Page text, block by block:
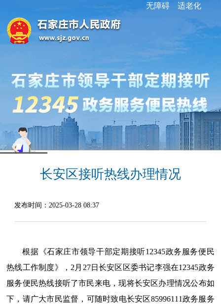
无障碍 适老化
长安区接听热线办理情况
发布时间：2025-03-28 08:37
根据《石家庄市领导干部定期接听12345政务服务便民
热线工作制度》，2月27日长安区区委书记李强在12345政务
服务便民热线接听了市民来电，现将长安区办理情况公布如
下，请广大市民监督，可随时致电长安区85996111政务服务